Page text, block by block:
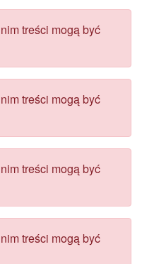
treści mogą być
treści mogą być
treści mogą być
treści mogą być